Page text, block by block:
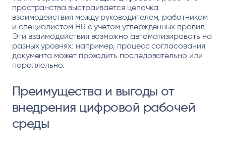
пространства выстраивается цепочка
взаимодействия между руководителем, работником
и специалистом HR с учетом утвержденных правил.
Эти взаимодействия возможно автоматизировать на
разных уровнях: например, процесс согласования
документа может проходить последовательно или
параллельно.
Преимущества и выгоды от
внедрения цифровой рабочей
среды